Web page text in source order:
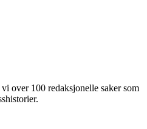
over 100 redaksjonelle saker som